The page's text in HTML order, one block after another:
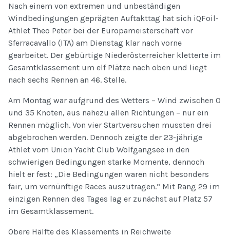
Nach einem von extremen und unbeständigen
Windbedingungen geprägten Auftakttag hat sich iQFoil-
Athlet Theo Peter bei der Europameisterschaft vor
Sferracavallo (ITA) am Dienstag klar nach vorne
gearbeitet. Der gebürtige Niederösterreicher kletterte im
Gesamtklassement um elf Plätze nach oben und liegt
nach sechs Rennen an 46. Stelle.
Am Montag war aufgrund des Wetters – Wind zwischen 0
und 35 Knoten, aus nahezu allen Richtungen – nur ein
Rennen möglich. Von vier Startversuchen mussten drei
abgebrochen werden. Dennoch zeigte der 23-jährige
Athlet vom Union Yacht Club Wolfgangsee in den
schwierigen Bedingungen starke Momente, dennoch
hielt er fest: „Die Bedingungen waren nicht besonders
fair, um vernünftige Races auszutragen.“ Mit Rang 29 im
einzigen Rennen des Tages lag er zunächst auf Platz 57
im Gesamtklassement.
Obere Hälfte des Klassements in Reichweite